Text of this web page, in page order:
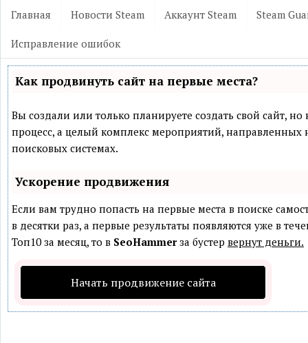
Главная Новости Steam Аккаунт Steam Steam
Исправление ошибок
Как продвинуть сайт на первые места?
Вы создали или только планируете создать свой сайт,
процесс, а целый комплекс мероприятий,
поисковых системах.
Ускорение продвижения
Если вам трудно попасть на первые места в поиске
в десятки раз, а первые результаты появляются уже в
Топ10 за месяц, то в SeoHammerза бустер вернут деньги.
Начать продвижение сайта